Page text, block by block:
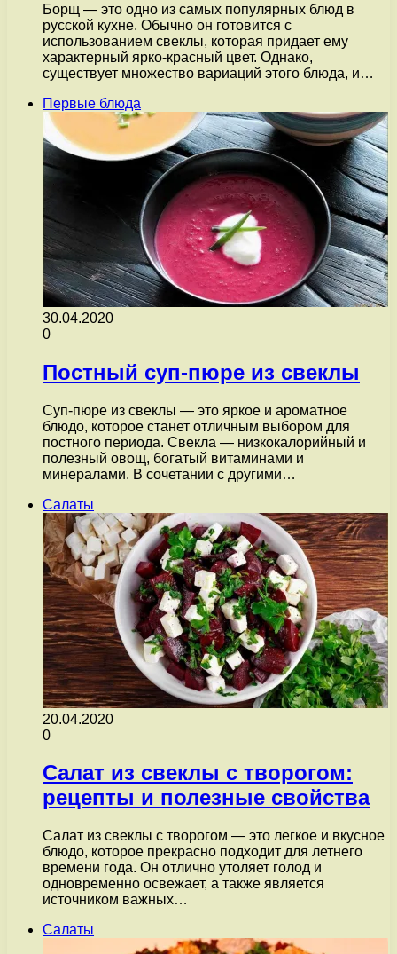
Борщ — это одно из самых популярных блюд в
русской кухне. Обычно он готовится с
использованием свеклы, которая придает ему
характерный ярко-красный цвет. Однако,
существует множество вариаций этого блюда, и…
Первые блюда
30.04.2020
0
Постный суп-пюре из свеклы
Суп-пюре из свеклы — это яркое и ароматное
блюдо, которое станет отличным выбором для
постного периода. Свекла — низкокалорийный и
полезный овощ, богатый витаминами и
минералами. В сочетании с другими…
Салаты
20.04.2020
0
Салат из свеклы с творогом:
рецепты и полезные свойства
Салат из свеклы с творогом — это легкое и вкусное
блюдо, которое прекрасно подходит для летнего
времени года. Он отлично утоляет голод и
одновременно освежает, а также является
источником важных…
Салаты